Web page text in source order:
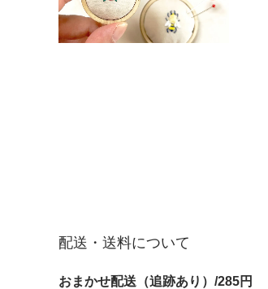
配送・送料について
おまかせ配送（追跡あり）/285円